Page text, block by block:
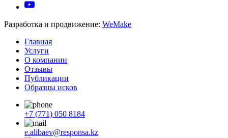
Разработка и продвижение: WeMake
Главная
Услуги
О компании
Отзывы
Публикации
Образцы исков
+7 (771) 050 8184
e.alibaev@responsa.kz